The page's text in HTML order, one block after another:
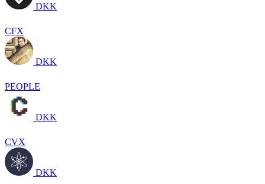
DKK
CFX
DKK
PEOPLE
DKK
CVX
DKK